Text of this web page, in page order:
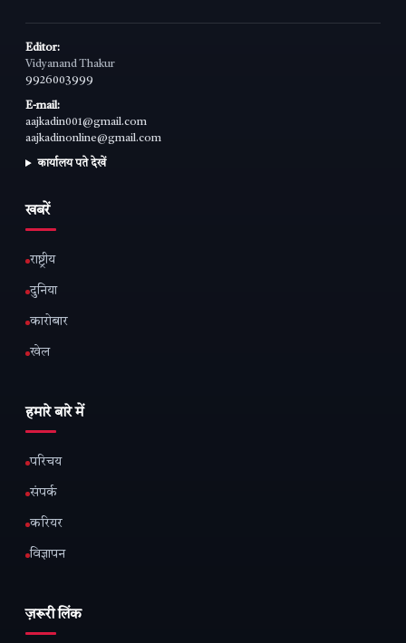
Editor:
Vidyanand Thakur
9926003999
E-mail:
aajkadin001@gmail.com
aajkadinonline@gmail.com
कार्यालय पते देखें
खबरें
राष्ट्रीय
दुनिया
कारोबार
खेल
हमारे बारे में
परिचय
संपर्क
करियर
विज्ञापन
ज़रूरी लिंक